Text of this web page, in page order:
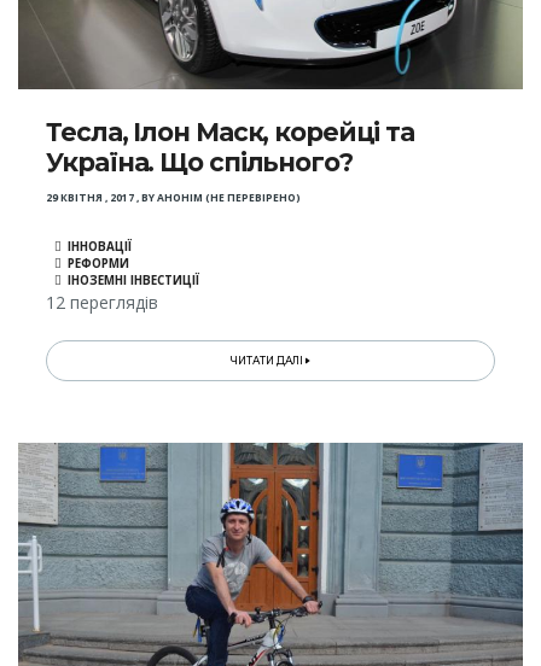
Тесла, Ілон Маск, корейці та
Україна. Що спільного?
29 КВІТНЯ , 2017,BYАНОНІМ (НЕ ПЕРЕВІРЕНО)
ІННОВАЦІЇ
РЕФОРМИ
ІНОЗЕМНІ ІНВЕСТИЦІЇ
12 переглядів
ЧИТАТИ ДАЛІ